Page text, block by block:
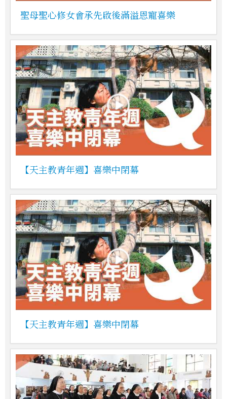
聖母聖心修女會承先啟後滿溢恩寵喜樂
【天主教青年週】喜樂中閉幕
【天主教青年週】喜樂中閉幕